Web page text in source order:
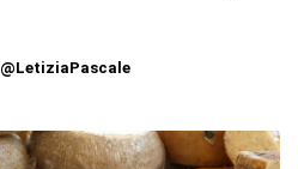
@LetiziaPascale